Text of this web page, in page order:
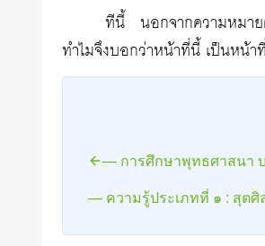
ทีนี้ นอกจากความหมาย
ทำไมจึงบอกว่าหน้าที่นี้ เป็นหน้
— การศึกษาพุทธศาสนา
— ความรู้ประเภทที่ ๑ : สุต